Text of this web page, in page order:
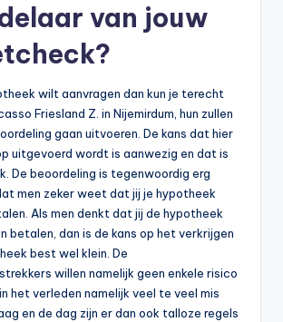
van jouw
wilt aanvragen dan kun je terecht
Friesland Z. in Nijemirdum, hun zullen
gaan uitvoeren. De kans dat hier
uitgevoerd wordt is aanwezig en dat is
De beoordeling is tegenwoordig erg
men zeker weet dat jij je hypotheek
Als men denkt dat jij de hypotheek
betalen, dan is de kans op het verkrijgen
best wel klein. De
willen namelijk geen enkele risico
het verleden namelijk veel te veel mis
en de dag zijn er dan ook talloze regels